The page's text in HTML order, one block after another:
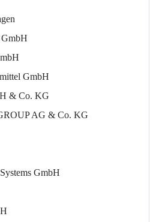
GmbH
& Co. KG
AG & Co. KG
GmbH